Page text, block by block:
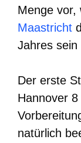
Menge vor,
Maastricht
Jahres sein
Der erste
Hannover
natürlich